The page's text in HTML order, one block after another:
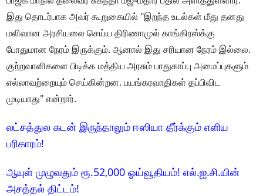
இது தொடர்பாக அவர் கூறுகையில் "இறந்த உடல்கள் மீது தனது
மலிவான அரசியலை செய்ய திரிணாமுல் காங்கிரஸ்க்கு
போதுமான நேரம் இருக்கும். ஆனால் இது சரியான நேரம் இல்லை.
குற்றவாளிகளை பிடிக்க மத்திய அரசும் பாதுகாப்பு அமைப்புகளும்
எல்லாவற்றையும் செய்கின்றன. பயங்கரவாதிகள் தப்பிவிட
முடியாது" என்றார்.
லட்சத்துல கடன் இருந்தாலும் ஈஸியா தீர்க்கும் எளிய
பரிகாரம்!
ஆயுள் முழுவதும் ரூ.52,000 ஓய்வூதியம்! எல்.ஐ.சி.யின்
அசத்தல் திட்டம்!